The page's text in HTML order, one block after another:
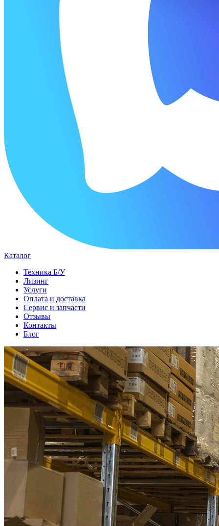
Каталог
Техника Б/У
Лизинг
Услуги
Оплата и доставка
Сервис и запчасти
Отзывы
Контакты
Блог